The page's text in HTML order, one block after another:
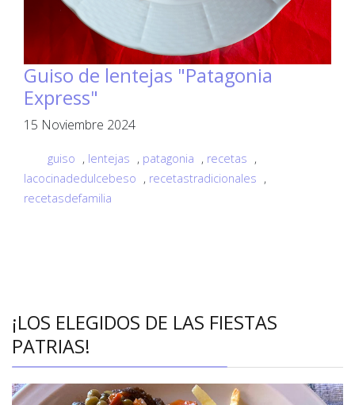
Guiso de lentejas "Patagonia
Express"
15 Noviembre 2024
guiso , lentejas , patagonia , recetas ,
lacocinadedulcebeso , recetastradicionales ,
recetasdefamilia
¡LOS ELEGIDOS DE LAS FIESTAS
PATRIAS!